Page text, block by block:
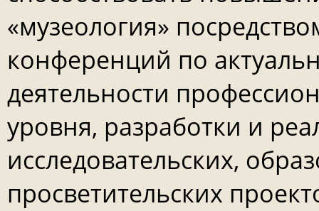
«музеология»
конференций по
деятельности
уровня, разработки и
исследовательских,
просветительских